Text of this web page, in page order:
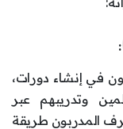
في إنشاء دورات،
وتدريبهم عبر
المدربون طريقة